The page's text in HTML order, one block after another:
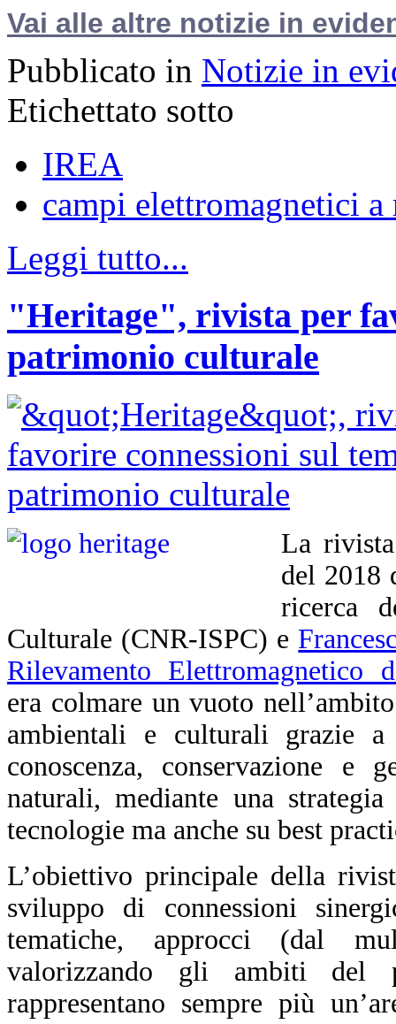
Vai alle altre notizie in
Pubblicato in Notizie in
Etichettato sotto
IREA
campi elettromagnetici a
Leggi tutto...
"Heritage", rivista per
patrimonio culturale
La
del 2018
ricerca
Culturale (CNR-ISPC) e
Rilevamento Elettromagnetico
era colmare un vuoto
ambientali e culturali grazie a
conoscenza, conservazione e
naturali, mediante una
tecnologie ma anche su best
L’obiettivo principale della
sviluppo di connessioni
tematiche, approcci (dal
valorizzando gli ambiti del
rappresentano sempre più